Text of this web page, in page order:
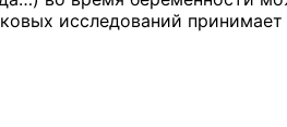
исследований